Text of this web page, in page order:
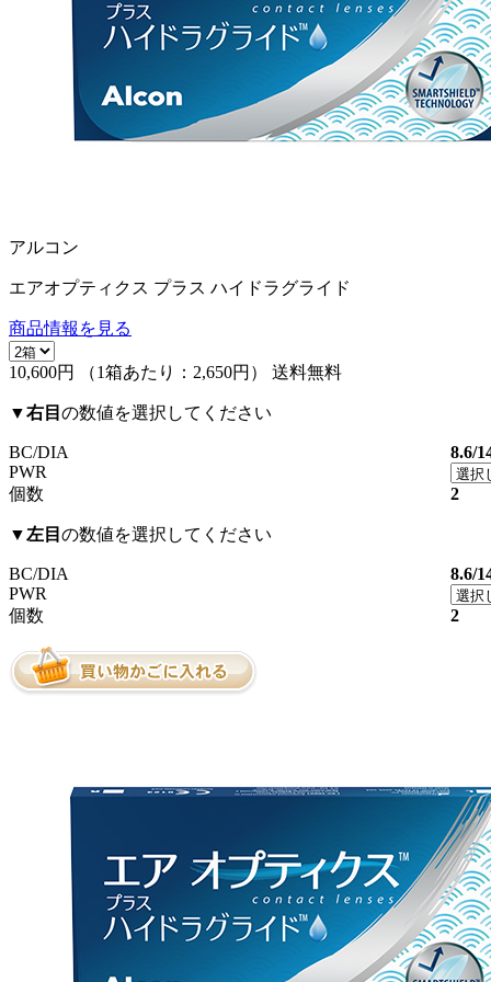
アルコン
エアオプティクス プラス ハイドラグライド
商品情報を見る
10,600円 （1箱あたり： 2,650円 ） 送料無料
▼右目 の数値を選択してください
BC/DIA
8.6/
PWR
個数
2
▼左目 の数値を選択してください
BC/DIA
8.6/
PWR
個数
2